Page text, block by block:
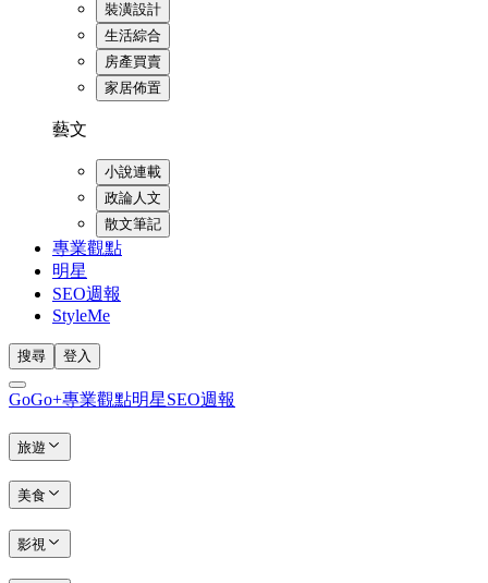
裝潢設計
生活綜合
房產買賣
家居佈置
藝文
小說連載
政論人文
散文筆記
專業觀點
明星
SEO週報
StyleMe
搜尋 登入
GoGo+專業觀點明星SEO週報
旅遊
美食
影視